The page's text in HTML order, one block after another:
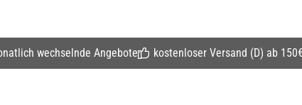
wechselnde Angebote kostenloser Versand (D) ab